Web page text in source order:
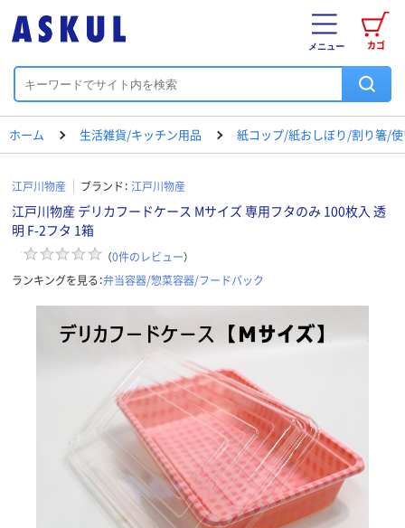
カゴ
メニュー
ホーム 生活雑貨/キッチン用品 紙コップ/紙おしぼり/割り箸/
江戸川物産 ブランド： 江戸川物産
江戸川物産 デリカフードケース Mサイズ 専用フタのみ 100枚入 透
明 F-2フタ 1箱
（0件のレビュー）
ランキングを見る：弁当容器/惣菜容器/フードパック